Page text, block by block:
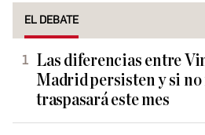
EL DEBATE
Las diferencias entre
Madrid persisten y si no
traspasará este mes